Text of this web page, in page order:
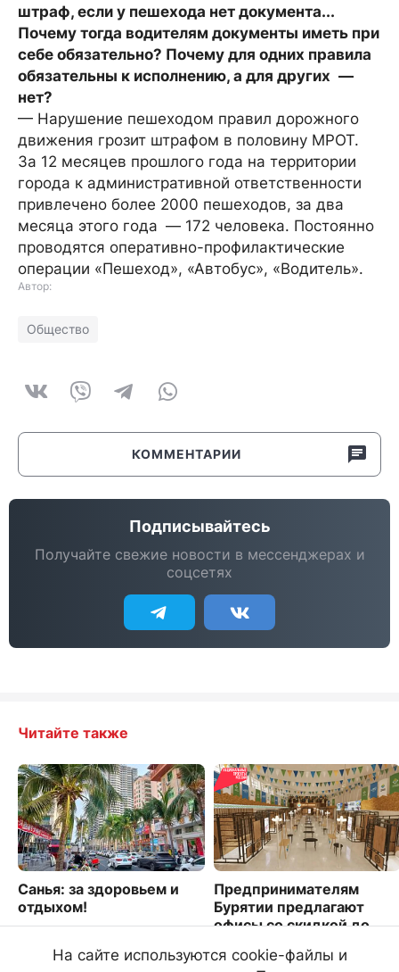
штраф, если у пешехода нет документа...
Почему тогда водителям документы иметь при
себе обязательно? Почему для одних правила
обязательны к исполнению, а для других —
нет?
— Нарушение пешеходом правил дорожного
движения грозит штрафом в половину МРОТ.
За 12 месяцев прошлого года на территории
города к административной ответственности
привлечено более 2000 пешеходов, за два
месяца этого года — 172 человека. Постоянно
проводятся оперативно-профилактические
операции «Пешеход», «Автобус», «Водитель».
Автор:
Общество
КОММЕНТАРИИ
Подписывайтесь
Получайте свежие новости в мессенджерах и
соцсетях
Читайте также
Санья: за здоровьем и
отдыхом!
Предпринимателям
Бурятии предлагают
офисы со скидкой до
1718
На сайте используются cookie-файлы и